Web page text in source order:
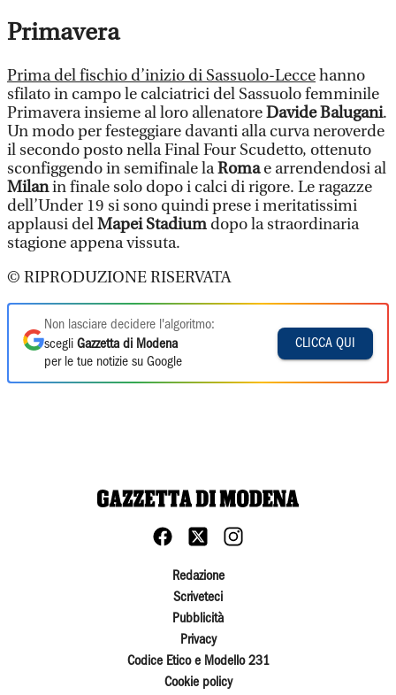
Primavera
Prima del fischio d’inizio di Sassuolo-Leccehanno
sfilato in campo le calciatrici del Sassuolo femminile
Primavera insieme al loro allenatoreDavide Balugani.
Un modo per festeggiare davanti alla curva neroverde
il secondo posto nella Final Four Scudetto, ottenuto
sconfiggendo in semifinale laRomae arrendendosi al
Milanin finale solo dopo i calci di rigore. Le ragazze
dell’Under 19 si sono quindi prese i meritatissimi
applausi delMapei Stadium dopo la straordinaria
stagione appena vissuta.
© RIPRODUZIONE RISERVATA
Non lasciare decidere l'algoritmo:
scegli Gazzetta di Modena
per le tue notizie su Google
CLICCA QUI
Redazione
Scriveteci
Pubblicità
Privacy
Codice Etico e Modello 231
Cookie policy